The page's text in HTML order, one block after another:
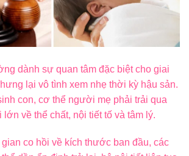
dành sự quan tâm đặc biệt cho giai
lại vô tình xem nhẹ thời kỳ hậu sản.
con, cơ thể người mẹ phải trải qua
lớn về thể chất, nội tiết tố và tâm lý.
co hồi về kích thước ban đầu, các